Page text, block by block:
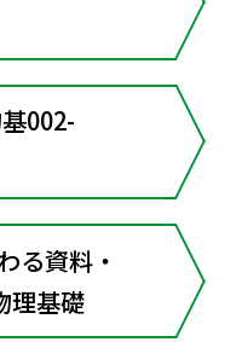
002-
る資料・
理基礎